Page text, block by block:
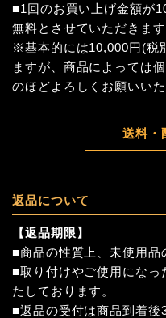
■1回のお買い上げ金額が
無料とさせていただきます
※基本的には10,000円(税
ますが、商品によっては
のほどよろしくお願いいた
送料・
返品について
【返品期限】
■商品の性質上、未使用品
■取り付けやご使用になっ
たしております。
■返品の受付は商品到着後